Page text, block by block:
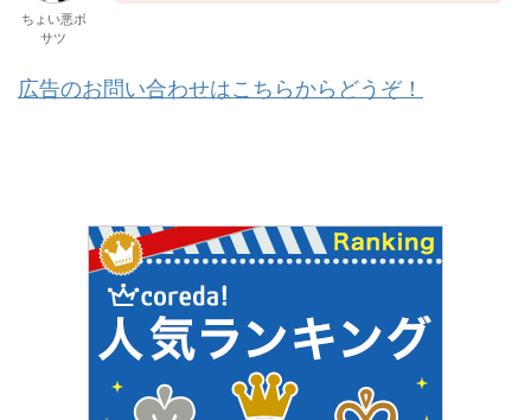
ちょい悪ボ
サツ
広告のお問い合わせはこちらからどうぞ！